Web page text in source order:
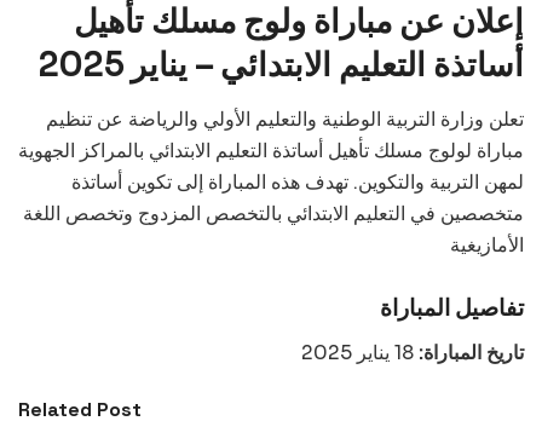
إعلان عن مباراة ولوج مسلك تأهيل
أساتذة التعليم الابتدائي – يناير 2025
تعلن وزارة التربية الوطنية والتعليم الأولي والرياضة عن تنظيم
مباراة لولوج مسلك تأهيل أساتذة التعليم الابتدائي بالمراكز الجهوية
لمهن التربية والتكوين. تهدف هذه المباراة إلى تكوين أساتذة
متخصصين في التعليم الابتدائي بالتخصص المزدوج وتخصص اللغة
الأمازيغية
تفاصيل المباراة
تاريخ المباراة:
Related Post